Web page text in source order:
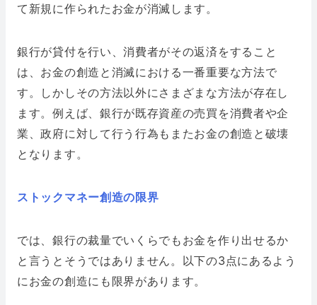
て新規に作られたお金が消滅します。
銀行が貸付を行い、消費者がその返済をすること
は、お金の創造と消滅における一番重要な方法で
す。しかしその方法以外にさまざまな方法が存在し
ます。例えば、銀行が既存資産の売買を消費者や企
業、政府に対して行う行為もまたお金の創造と破壊
となります。
ストックマネー創造の限界
では、銀行の裁量でいくらでもお金を作り出せるか
と言うとそうではありません。以下の3点にあるよう
にお金の創造にも限界があります。